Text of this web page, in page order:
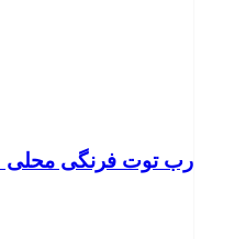
رب توت فرنگی محلی ۵۰۰ گرم